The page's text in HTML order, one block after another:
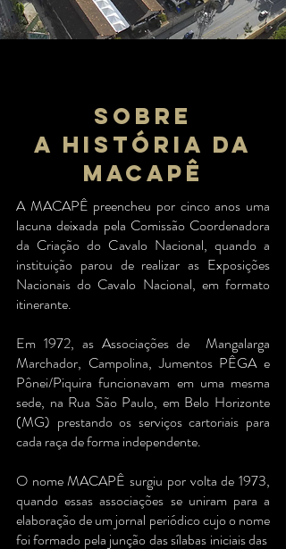
Sobre
a história da
macapê
A MACAPÊ preencheu por cinco anos uma
lacuna deixada pela Comissão Coordenadora
da Criação do Cavalo Nacional, quando a
instituição parou de realizar as Exposições
Nacionais do Cavalo Nacional, em formato
itinerante.
Em 1972, as Associações de Mangalarga
Marchador, Campolina, Jumentos PÊGA e
Pônei/Piquira funcionavam em uma mesma
sede, na Rua São Paulo, em Belo Horizonte
(MG) prestando os serviços cartoriais para
cada raça de forma independente.
O nome MACAPÊ surgiu por volta de 1973,
quando essas associações se uniram para a
elaboração de um jornal periódico cujo o nome
foi formado pela junção das sílabas iniciais das